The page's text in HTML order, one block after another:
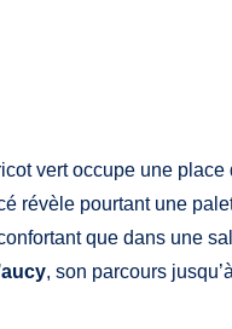
vert occupe une place
révèle pourtant une
que dans une
, son parcours